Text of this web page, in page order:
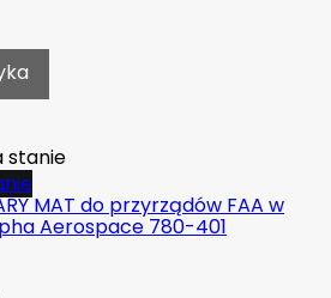
stanie